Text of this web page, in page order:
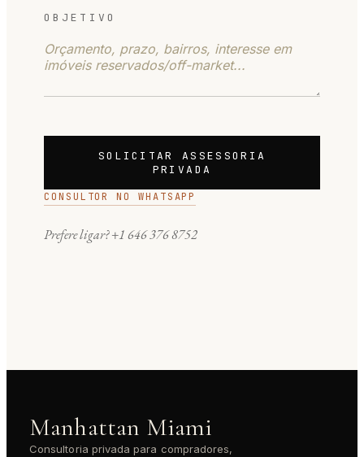
OBJETIVO
SOLICITAR ASSESSORIA
PRIVADA
CONSULTOR NO WHATSAPP
Prefere ligar?+1 646 376 8752
Manhattan Miami
Consultoria privada para compradores,